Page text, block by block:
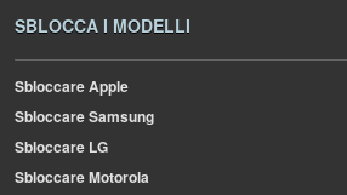
SBLOCCA I MODELLI
Sbloccare Apple
Sbloccare Samsung
Sbloccare LG
Sbloccare Motorola